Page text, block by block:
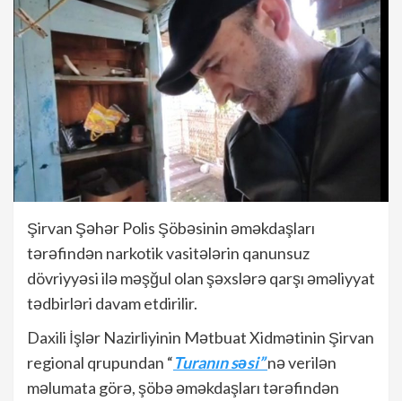
Şirvan Şəhər Polis Şöbəsinin əməkdaşları
tərəfindən narkotik vasitələrin qanunsuz
dövriyyəsi ilə məşğul olan şəxslərə qarşı əməliyyat
tədbirləri davam etdirilir.
Daxili İşlər Nazirliyinin Mətbuat Xidmətinin Şirvan
regional qrupundan “Turanın səsi”nə verilən
məlumata görə, şöbə əməkdaşları tərəfindən